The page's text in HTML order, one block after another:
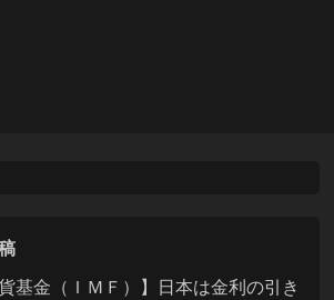
貨基金（ＩＭＦ）】日本は金利の引き